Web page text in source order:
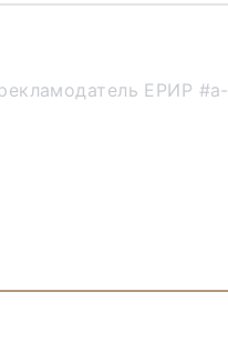
ЕРИР #a-